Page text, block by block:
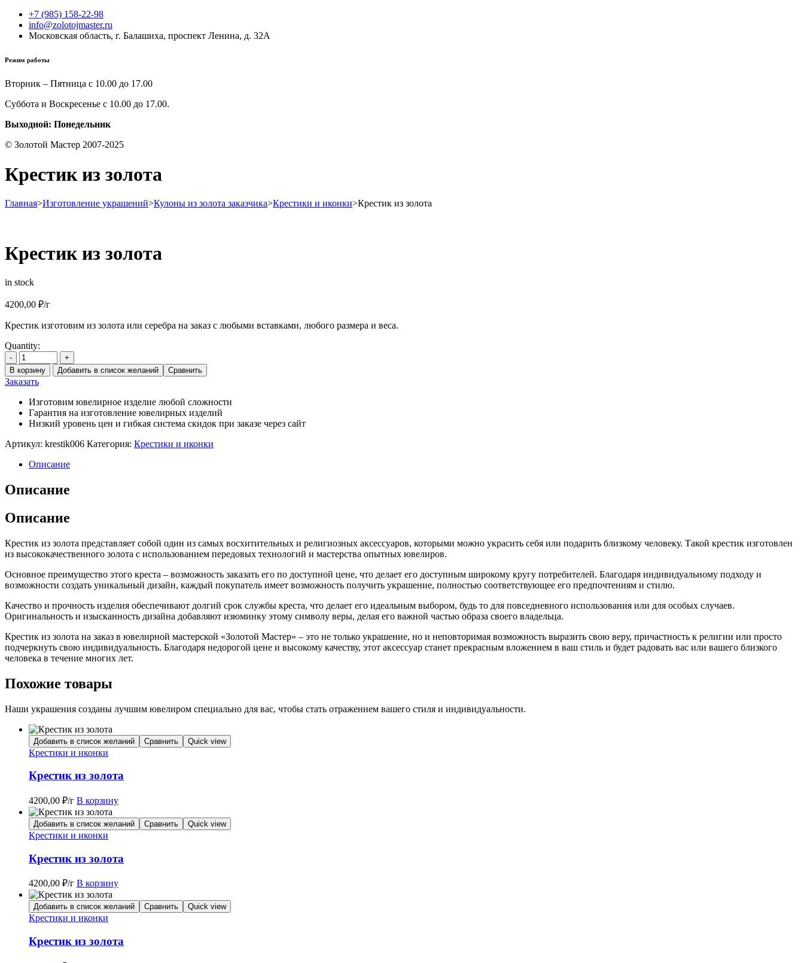
+7 (985) 158-22-98
info@zolotojmaster.ru
Московская область, г. Балашиха, проспект Ленина, д. 32А
Режим работы
Вторник – Пятница с 10.00 до 17.00
Суббота и Воскресенье с 10.00 до 17.00.
Выходной: Понедельник
© Золотой Мастер 2007-2025
Крестик из золота
Главная>Изготовление украшений>Кулоны из золота заказчика>Крестики и иконки>Крестик из золота
Крестик из золота
in stock
4200,00 ₽/г
Крестик изготовим из золота или серебра на заказ с любыми вставками, любого размера и веса.
Quantity:
-
+
В корзину
Добавить в список желаний Сравнить
Заказать
Изготовим ювелирное изделие любой сложности
Гарантия на изготовление ювелирных изделий
Низкий уровень цен и гибкая система скидок при заказе через сайт
Артикул: krestik006 Категория: Крестики и иконки
Описание
Описание
Описание
Крестик из золота представляет собой один из самых восхитительных и религиозных аксессуаров, которыми можно украсить себя или подарить близкому человеку. Такой крестик изготовлен
из высококачественного золота с использованием передовых технологий и мастерства опытных ювелиров.
Основное преимущество этого креста – возможность заказать его по доступной цене, что делает его доступным широкому кругу потребителей. Благодаря индивидуальному подходу и
возможности создать уникальный дизайн, каждый покупатель имеет возможность получить украшение, полностью соответствующее его предпочтениям и стилю.
Качество и прочность изделия обеспечивают долгий срок службы креста, что делает его идеальным выбором, будь то для повседневного использования или для особых случаев.
Оригинальность и изысканность дизайна добавляют изюминку этому символу веры, делая его важной частью образа своего владельца.
Крестик из золота на заказ в ювелирной мастерской «Золотой Мастер» – это не только украшение, но и неповторимая возможность выразить свою веру, причастность к религии или просто
подчеркнуть свою индивидуальность. Благодаря недорогой цене и высокому качеству, этот аксессуар станет прекрасным вложением в ваш стиль и будет радовать вас или вашего близкого
человека в течение многих лет.
Похожие товары
Наши украшения созданы лучшим ювелиром специально для вас, чтобы стать отражением вашего стиля и индивидуальности.
Добавить в список желаний Сравнить Quick view
Крестики и иконки
Крестик из золота
4200,00 ₽/г В корзину
Добавить в список желаний Сравнить Quick view
Крестики и иконки
Крестик из золота
4200,00 ₽/г В корзину
Добавить в список желаний Сравнить Quick view
Крестики и иконки
Крестик из золота